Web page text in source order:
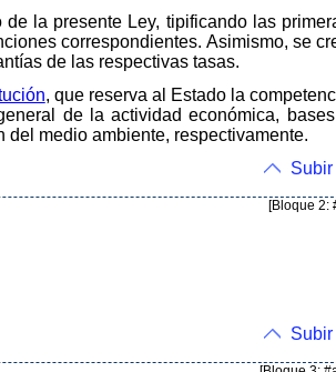
la presente Ley, tipificando las
correspondientes. Asimismo, se
de las respectivas tasas.
, que reserva al Estado la
de la actividad económica,
medio ambiente, respectivamente.
Subir
[Bloque 2:
Subir